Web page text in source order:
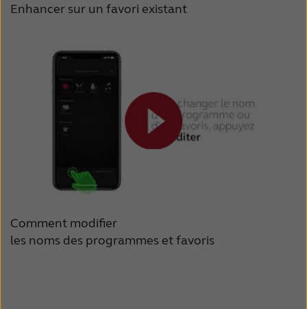
Enhancer sur un favori existant
Comment modifier
les noms des programmes et favoris